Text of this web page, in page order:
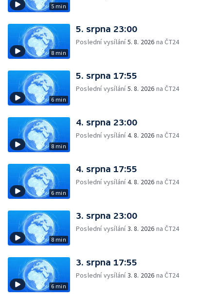
5 min
8 min
5. srpna 23:00
Poslední vysílání5. 8. 2026 na ČT24
6 min
5. srpna 17:55
Poslední vysílání5. 8. 2026 na ČT24
8 min
4. srpna 23:00
Poslední vysílání4. 8. 2026 na ČT24
6 min
4. srpna 17:55
Poslední vysílání4. 8. 2026 na ČT24
8 min
3. srpna 23:00
Poslední vysílání3. 8. 2026 na ČT24
6 min
3. srpna 17:55
Poslední vysílání3. 8. 2026 na ČT24